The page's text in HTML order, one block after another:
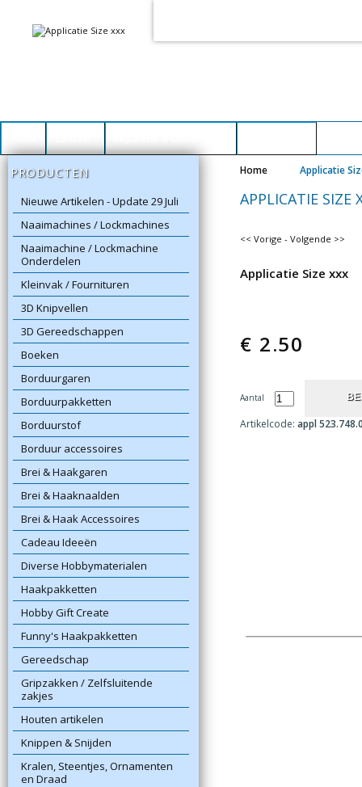
PRODUCTEN
Nieuwe Artikelen - Update 29 Juli
Naaimachines / Lockmachines
Naaimachine / Lockmachine
Onderdelen
Kleinvak / Fournituren
3D Knipvellen
3D Gereedschappen
Boeken
Borduurgaren
Borduurpakketten
Borduurstof
Borduur accessoires
Brei & Haakgaren
Brei & Haaknaalden
Brei & Haak Accessoires
Cadeau Ideeën
Diverse Hobbymaterialen
Haakpakketten
Hobby Gift Create
Funny's Haakpakketten
Gereedschap
Gripzakken / Zelfsluitende
zakjes
Houten artikelen
Knippen & Snijden
Kralen, Steentjes, Ornamenten
en Draad
Home Applicatie
APPLICATIE SIZE
<< Vorige - Volgende >>
Applicatie Size xxx
€ 2.50
Aantal
Artikelcode: appl